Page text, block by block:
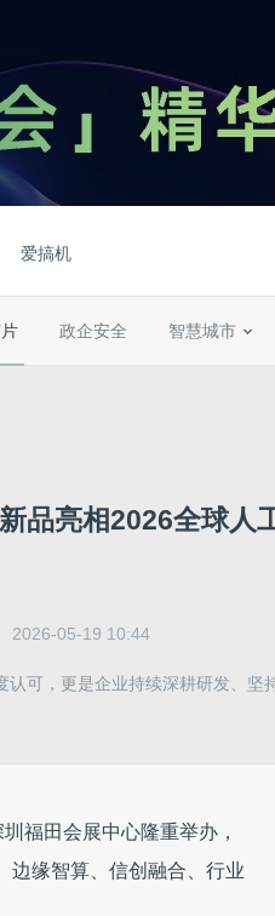
爱搞机
政企安全 智慧城市
品亮相2026全球人
2026-05-19 10:44
可，更是企业持续深耕研发、坚
福田会展中心隆重举办，
边缘智算、信创融合、行业